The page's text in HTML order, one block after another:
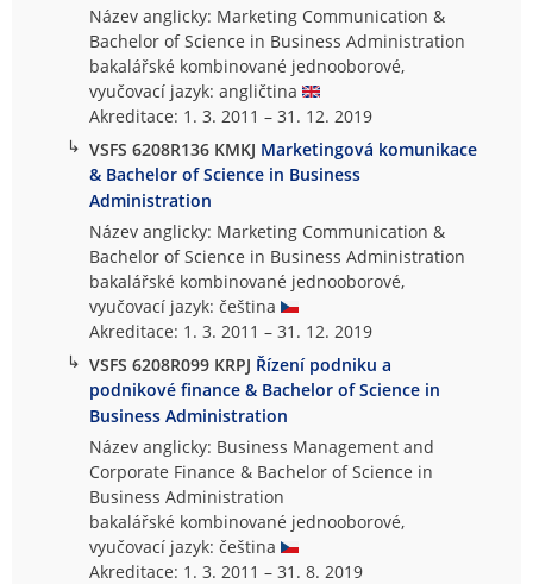
Název anglicky: Marketing Communication &
Bachelor of Science in Business Administration
bakalářské kombinované jednooborové,
vyučovací jazyk: angličtina
Akreditace: 1. 3. 2011 – 31. 12. 2019
↳ VSFS 6208R136 KMKJ Marketingová komunikace
& Bachelor of Science in Business
Administration
Název anglicky: Marketing Communication &
Bachelor of Science in Business Administration
bakalářské kombinované jednooborové,
vyučovací jazyk: čeština
Akreditace: 1. 3. 2011 – 31. 12. 2019
↳ VSFS 6208R099 KRPJ Řízení podniku a
podnikové finance & Bachelor of Science in
Business Administration
Název anglicky: Business Management and
Corporate Finance & Bachelor of Science in
Business Administration
bakalářské kombinované jednooborové,
vyučovací jazyk: čeština
Akreditace: 1. 3. 2011 – 31. 8. 2019